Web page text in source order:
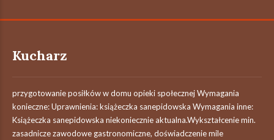
Kucharz
przygotowanie posiłków w domu opieki społecznej Wymagania
konieczne: Uprawnienia: książeczka sanepidowska Wymagania inne:
Książeczka sanepidowska niekoniecznie aktualna.Wykształcenie min.
zasadnicze zawodowe gastronomiczne, doświadczenie mile